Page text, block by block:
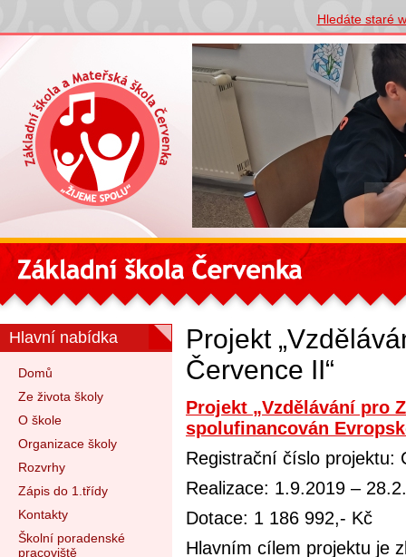
Hledáte staré
Hlavní nabídka
Domů
Ze života školy
O škole
Organizace školy
Rozvrhy
Zápis do 1.třídy
Kontakty
Školní poradenské
pracoviště
Projekt
Července II“
Projekt „Vzdělávání pro
spolufinancován
Registrační číslo projektu:
Realizace: 1.9.2019 –
Dotace: 1 186 992,- Kč
Hlavním cílem projektu je